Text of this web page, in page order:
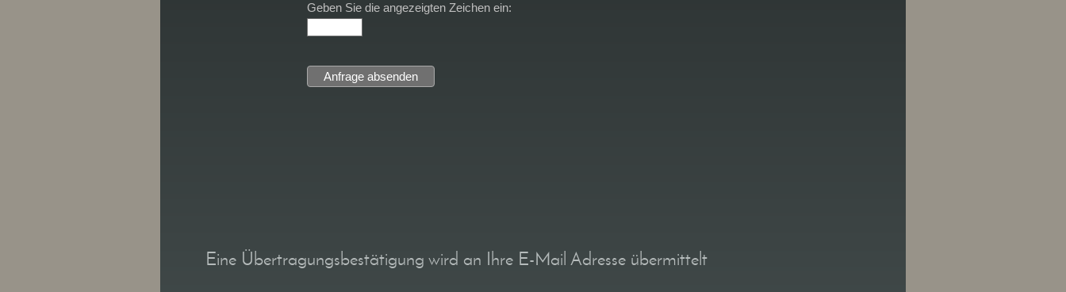
Eine Übertragungsbestätigung wird an Ihre E-Mail Adresse übermittelt